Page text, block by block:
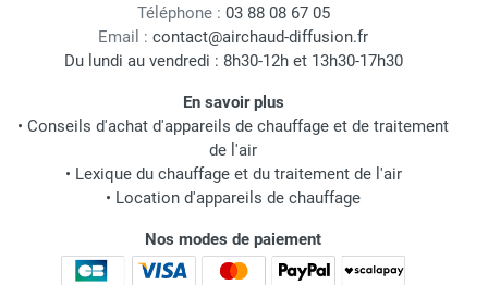
Téléphone : 03 88 08 67 05
Email : contact@airchaud-diffusion.fr
Du lundi au vendredi : 8h30-12h et 13h30-17h30
En savoir plus
• Conseils d'achat d'appareils de chauffage et de traitement
de l'air
• Lexique du chauffage et du traitement de l'air
• Location d'appareils de chauffage
Nos modes de paiement